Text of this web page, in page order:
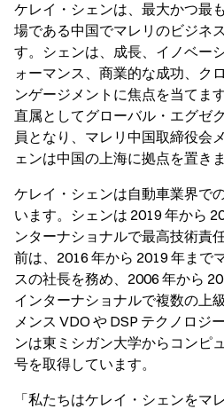
ケレイ・シェンは、最大かつ最
場である中国でマレリのビジネ
す。シェンは、成長、イノベー
ォーマンス、商業的な成功、ク
ンゲージメントに焦点を当てま
直属としてグローバル・エグゼ
員となり、マレリ中国取締役会
ェンは中国の上海に拠点を置きま
ケレイ・シェンは自動車業界で
います。シェンは 2019 年から
ンターナショナルで最高技術責
前は、2016 年から 2019 年まで
スの社長を務め、2006 年から
インターナショナルで複数の上
メンス VDO や DSP テクノロジ
ンは東ミシガン大学からコンピ
号を取得しています。
「私たちはケレイ・シェンをマ